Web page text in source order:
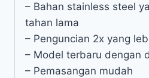
– Bahan stainless steel
tahan lama
– Penguncian 2x yang
– Model terbaru dengan
– Pemasangan mudah